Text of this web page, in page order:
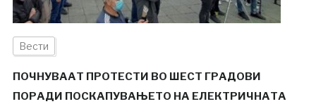
Вести
ПОЧНУВААТ ПРОТЕСТИ ВО ШЕСТ ГРАДОВИ
ПОРАДИ ПОСКАПУВАЊЕТО НА ЕЛЕКТРИЧНАТА